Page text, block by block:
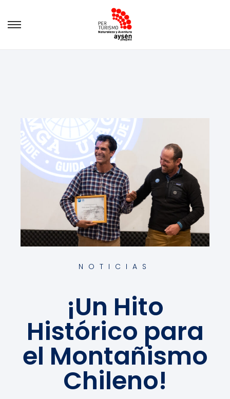
NOTICIAS
¡Un Hito
Histórico para
el Montañismo
Chileno!